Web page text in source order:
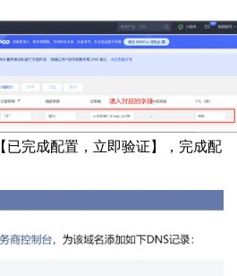
已完成配置，立即验证】，完成配